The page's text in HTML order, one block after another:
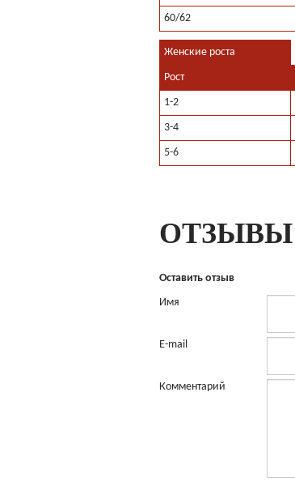
60/62
Женские роста
Рост
1-2
3-4
5-6
ОТЗЫВЫ
Оставить отзыв
Имя
E-mail
Комментарий